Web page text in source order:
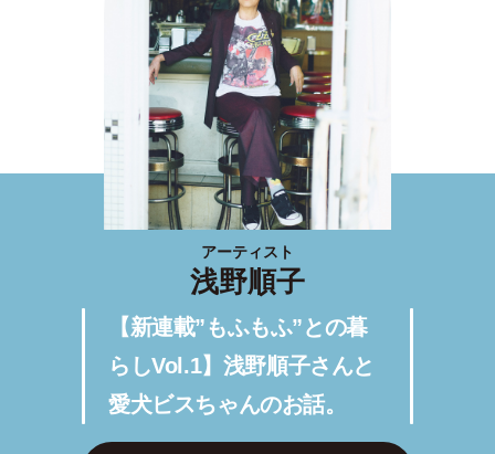
アーティスト
浅野順子
【新連載”もふもふ”との暮
らしVol.1】浅野順子さんと
愛犬ビスちゃんのお話。